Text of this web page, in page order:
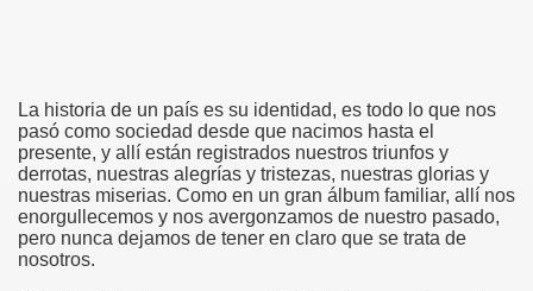
La historia de un país es su identidad, es todo lo que nos
pasó como sociedad desde que nacimos hasta el
presente, y allí están registrados nuestros triunfos y
derrotas, nuestras alegrías y tristezas, nuestras glorias y
nuestras miserias. Como en un gran álbum familiar, allí nos
enorgullecemos y nos avergonzamos de nuestro pasado,
pero nunca dejamos de tener en claro que se trata de
nosotros.